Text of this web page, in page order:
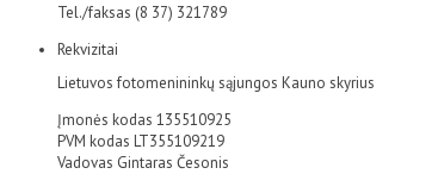
Tel./faksas (8 37) 321789
Rekvizitai
Lietuvos fotomenininkų sąjungos Kauno skyrius
Įmonės kodas 135510925
PVM kodas LT355109219
Vadovas Gintaras Česonis